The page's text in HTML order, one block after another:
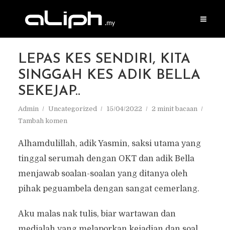
LEPAS KES SENDIRI, KITA
SINGGAH KES ADIK BELLA
SEKEJAP..
Admin Uncategorized 15/04/2022
2 minit bacaan
Tambah komen
Alhamdulillah, adik Yasmin, saksi utama yang
tinggal serumah dengan OKT dan adik Bella
menjawab soalan-soalan yang ditanya oleh
pihak peguambela dengan sangat cemerlang.
Aku malas nak tulis, biar wartawan dan